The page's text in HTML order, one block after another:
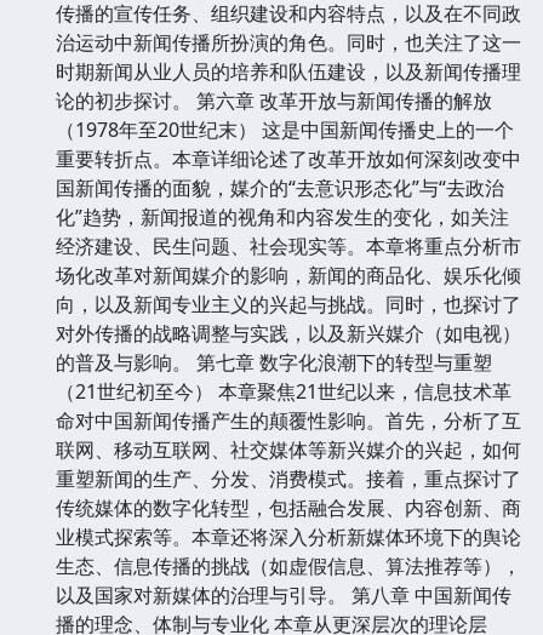
传播的宣传任务、组织建设和内容特点，以及在不同政
治运动中新闻传播所扮演的角色。同时，也关注了这一
时期新闻从业人员的培养和队伍建设，以及新闻传播理
论的初步探讨。 第六章 改革开放与新闻传播的解放
（1978年至20世纪末） 这是中国新闻传播史上的一个
重要转折点。本章详细论述了改革开放如何深刻改变中
国新闻传播的面貌，媒介的“去意识形态化”与“去政治
化”趋势，新闻报道的视角和内容发生的变化，如关注
经济建设、民生问题、社会现实等。本章将重点分析市
场化改革对新闻媒介的影响，新闻的商品化、娱乐化倾
向，以及新闻专业主义的兴起与挑战。同时，也探讨了
对外传播的战略调整与实践，以及新兴媒介（如电视）
的普及与影响。 第七章 数字化浪潮下的转型与重塑
（21世纪初至今） 本章聚焦21世纪以来，信息技术革
命对中国新闻传播产生的颠覆性影响。首先，分析了互
联网、移动互联网、社交媒体等新兴媒介的兴起，如何
重塑新闻的生产、分发、消费模式。接着，重点探讨了
传统媒体的数字化转型，包括融合发展、内容创新、商
业模式探索等。本章还将深入分析新媒体环境下的舆论
生态、信息传播的挑战（如虚假信息、算法推荐等），
以及国家对新媒体的治理与引导。 第八章 中国新闻传
播的理念、体制与专业化 本章从更深层次的理论层